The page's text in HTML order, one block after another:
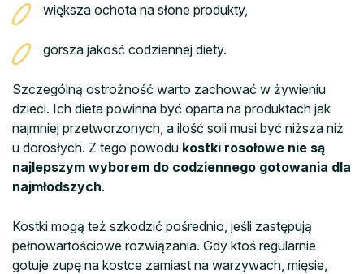
większa ochota na słone produkty,
gorsza jakość codziennej diety.
Szczególną ostrożność warto zachować w żywieniu
dzieci. Ich dieta powinna być oparta na produktach jak
najmniej przetworzonych, a ilość soli musi być niższa niż
u dorosłych. Z tego powodu kostki rosołowe nie są
najlepszym wyborem do codziennego gotowania dla
najmłodszych.
Kostki mogą też szkodzić pośrednio, jeśli zastępują
pełnowartościowe rozwiązania. Gdy ktoś regularnie
gotuje zupę na kostce zamiast na warzywach, mięsie,